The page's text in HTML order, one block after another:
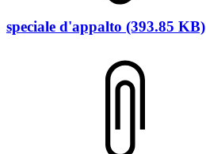
speciale d'appalto (393.85 KB)